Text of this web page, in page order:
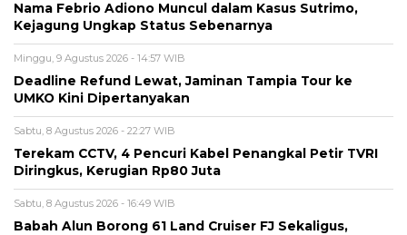
Nama Febrio Adiono Muncul dalam Kasus Sutrimo,
Kejagung Ungkap Status Sebenarnya
Minggu, 9 Agustus 2026 - 14:57 WIB
Deadline Refund Lewat, Jaminan Tampia Tour ke
UMKO Kini Dipertanyakan
Sabtu, 8 Agustus 2026 - 22:27 WIB
Terekam CCTV, 4 Pencuri Kabel Penangkal Petir TVRI
Diringkus, Kerugian Rp80 Juta
Sabtu, 8 Agustus 2026 - 16:49 WIB
Babah Alun Borong 61 Land Cruiser FJ Sekaligus,